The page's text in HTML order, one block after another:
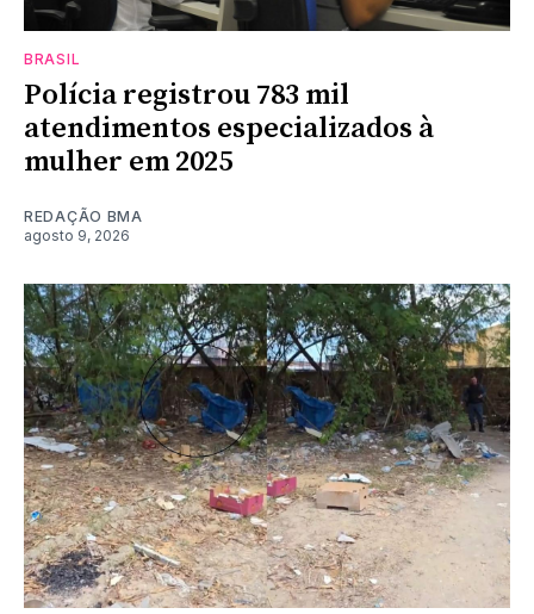
BRASIL
Polícia registrou 783 mil
atendimentos especializados à
mulher em 2025
REDAÇÃO BMA
agosto 9, 2026